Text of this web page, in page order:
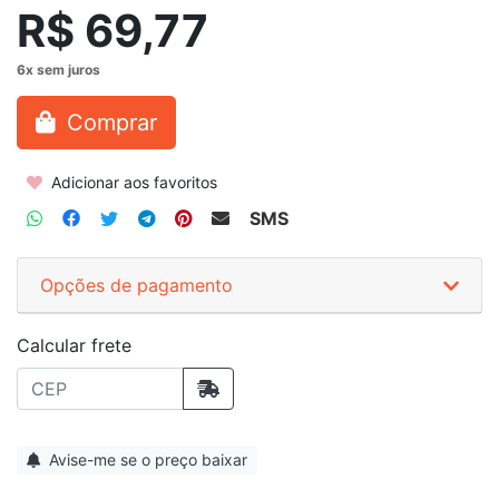
R$ 69,77
Comprar
Adicionar aos favoritos
SMS
Opções de pagamento
Calcular frete
Avise-me se o preço baixar